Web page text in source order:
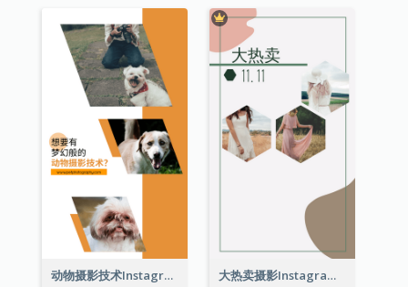
动物摄影技术Instagram限时动态 大热卖摄影Instagram限时动态